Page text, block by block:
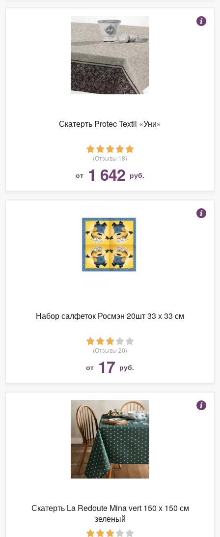
Скатерть Protec Textil «Уни»
(Отзывы 18)
от 1 642 руб.
Набор салфеток Росмэн 20шт 33 х 33 см
(Отзывы 20)
от 17 руб.
Скатерть La Redoute Mina vert 150 x 150 см
зеленый